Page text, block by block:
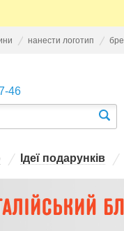
нанести логотип
46
Ідеї подарунків